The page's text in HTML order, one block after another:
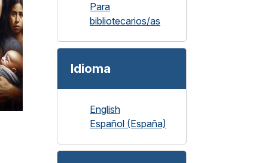
Para
bibliotecarios/as
Idioma
English
Español (España)